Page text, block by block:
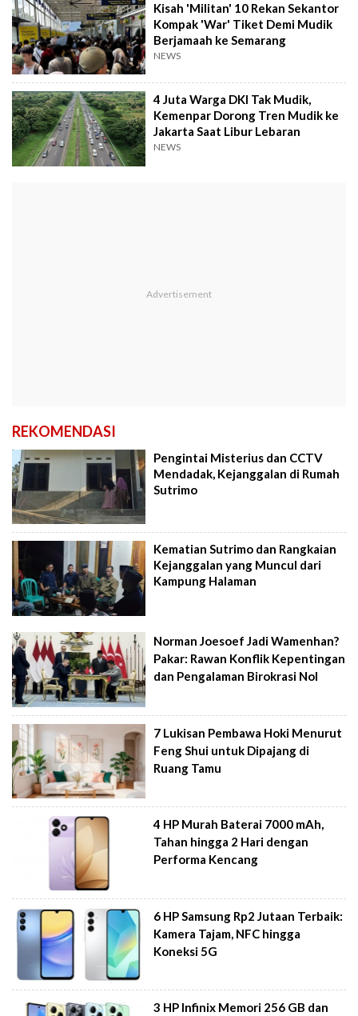
Kisah 'Militan' 10 Rekan Sekantor
Kompak 'War' Tiket Demi Mudik
Berjamaah ke Semarang
NEWS
4 Juta Warga DKI Tak Mudik,
Kemenpar Dorong Tren Mudik ke
Jakarta Saat Libur Lebaran
NEWS
REKOMENDASI
Pengintai Misterius dan CCTV
Mendadak, Kejanggalan di Rumah
Sutrimo
Kematian Sutrimo dan Rangkaian
Kejanggalan yang Muncul dari
Kampung Halaman
Norman Joesoef Jadi Wamenhan?
Pakar: Rawan Konflik Kepentingan
dan Pengalaman Birokrasi Nol
7 Lukisan Pembawa Hoki Menurut
Feng Shui untuk Dipajang di
Ruang Tamu
4 HP Murah Baterai 7000 mAh,
Tahan hingga 2 Hari dengan
Performa Kencang
6 HP Samsung Rp2 Jutaan Terbaik:
Kamera Tajam, NFC hingga
Koneksi 5G
3 HP Infinix Memori 256 GB dan